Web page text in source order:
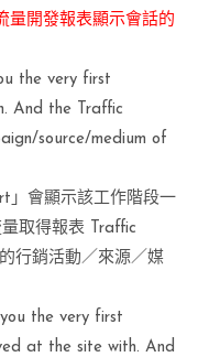
量開發報表顯示會話的
the very first
And the Traffic
source/medium of
」會顯示該工作階段一
取得報表 Traffic
行銷活動／來源／媒
the very first
at the site with. And